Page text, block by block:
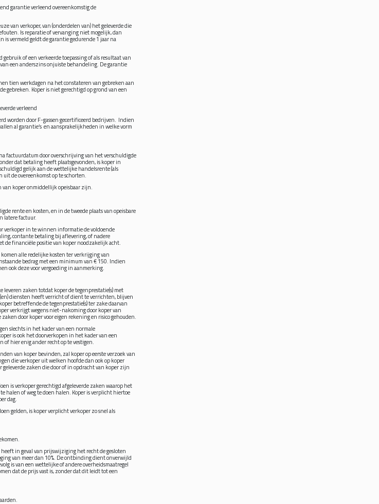
garantie verleend overeenkomstig de
van verkoper, van (onderdelen van) het geleverde die
Is reparatie of vervanging niet mogelijk, dan
vermeld geldt de garantie gedurende 1 jaar na
of een verkeerde toepassing of als resultaat van
een anderszins onjuiste behandeling. De garantie
tien werkdagen na het constateren van gebreken aan
gebreken. Koper is niet gerechtigd op grond van een
verleend
worden door F-gassen gecertificeerd bedrijven. Indien
al garantie’s en aansprakelijkheden in welke vorm
factuurdatum door overschrijving van het verschuldigde
dat betaling heeft plaatsgevonden, is koper in
gelijk aan de wettelijke handelsrente (als
de overeenkomst op te schorten.
van koper onmiddellijk opeisbaar zijn.
rente en kosten, en in de tweede plaats van opeisbare
latere factuur.
verkoper in te winnen informatie de voldoende
contante betaling bij aflevering, of nadere
de financiële positie van koper noodzakelijk acht.
alle redelijke kosten ter verkrijging van
bedrag met een minimum van € 150. Indien
ook deze voor vergoeding in aanmerking.
leveren zaken totdat koper de tegenprestatie(s) met
diensten heeft verricht of dient te verrichten, blijven
betreffende de tegenprestatie(s) ter zake daarvan
verkrijgt wegens niet-nakoming door koper van
door koper voor eigen rekening en risico gehouden.
slechts in het kader van een normale
is ook het doorverkopen in het kader van een
of hier enig ander recht op te vestigen.
van koper bevinden, zal koper op eerste verzoek van
die verkoper uit welken hoofde dan ook op koper
zaken die door of in opdracht van koper zijn
is verkoper gerechtigd afgeleverde zaken waarop het
halen of weg te doen halen. Koper is verplicht hiertoe
dag.
gelden, is koper verplicht verkoper zo snel als
in geval van prijswijziging het recht de gesloten
van meer dan 10%. De ontbinding dient onverwijld
is van een wettelijke of andere overheidsmaatregel
dat de prijs vast is, zonder dat dit leidt tot een